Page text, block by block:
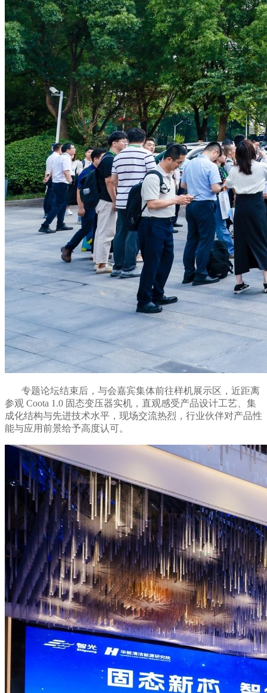
专题论坛结束后，与会嘉宾集体前往样机展示区，近距离
参观 Coota 1.0 固态变压器实机，直观感受产品设计工艺、集
成化结构与先进技术水平，现场交流热烈，行业伙伴对产品性
能与应用前景给予高度认可。